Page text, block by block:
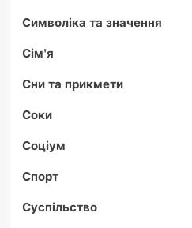
Символіка та значення
Сім'я
Сни та прикмети
Соки
Соціум
Спорт
Суспільство